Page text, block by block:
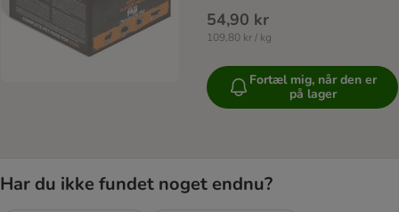
54,90 kr
109,80 kr / kg
Fortæl mig, når den er
på lager
Har du ikke fundet noget endnu?